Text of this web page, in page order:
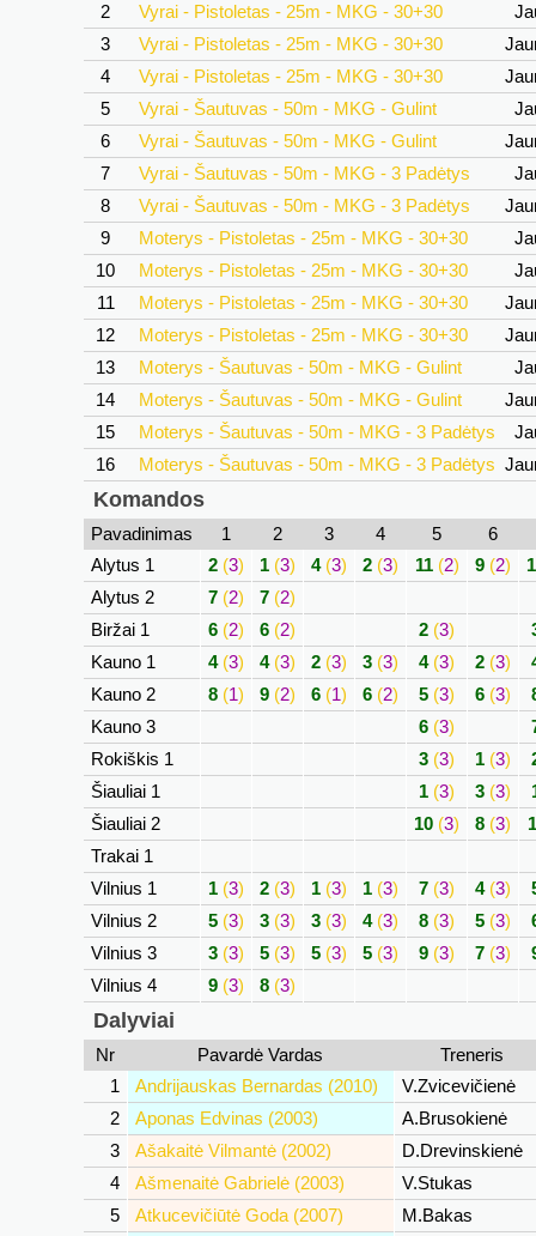
2
Vyrai - Pistoletas - 25m - MKG - 30+30
3
Vyrai - Pistoletas - 25m - MKG - 30+30
4
Vyrai - Pistoletas - 25m - MKG - 30+30
5
Vyrai - Šautuvas - 50m - MKG - Gulint
6
Vyrai - Šautuvas - 50m - MKG - Gulint
7
Vyrai - Šautuvas - 50m - MKG - 3 Padėtys
8
Vyrai - Šautuvas - 50m - MKG - 3 Padėtys
9
Moterys - Pistoletas - 25m - MKG - 30+30
10
Moterys - Pistoletas - 25m - MKG - 30+30
11
Moterys - Pistoletas - 25m - MKG - 30+30
12
Moterys - Pistoletas - 25m - MKG - 30+30
13
Moterys - Šautuvas - 50m - MKG - Gulint
14
Moterys - Šautuvas - 50m - MKG - Gulint
15
Moterys - Šautuvas - 50m - MKG - 3 Padėtys
16
Moterys - Šautuvas - 50m - MKG - 3 Padėtys
Komandos
Pavadinimas 1 2 3 4 5
6
Alytus 1
2 (3) 1 (3) 4(3) 2 (3) 11(2) 9 (2)
Alytus 2
7 (2) 7 (2)
Biržai 1
6 (2) 6 (2) 2 (3)
Kauno 1
4(3) 4(3) 2 (3) 3 (3) 4(3) 2 (3)
Kauno 2
8 (1) 9 (2) 6 (1) 6 (2) 5 (3) 6 (3)
Kauno 3
6 (3)
Rokiškis 1
3 (3) 1 (3)
Šiauliai 1
1 (3) 3 (3)
Šiauliai 2
10 (3) 8 (3)
Trakai 1
Vilnius 1
1 (3) 2 (3) 1 (3) 1 (3) 7 (3) 4(3)
Vilnius 2
5 (3) 3 (3) 3 (3) 4(3) 8 (3) 5 (3)
Vilnius 3
3 (3) 5 (3) 5 (3) 5 (3) 9 (3) 7 (3)
Vilnius 4
9 (3) 8 (3)
Dalyviai
Nr Pavardė Vardas
Treneris
1
Andrijauskas Bernardas (2010)
V.Zvicevičienė
2
Aponas Edvinas (2003)
A.Brusokienė
3
Ašakaitė Vilmantė (2002)
D.Drevinskienė
4
Ašmenaitė Gabrielė (2003)
V.Stukas
5
Atkucevičiūtė Goda (2007)
M.Bakas